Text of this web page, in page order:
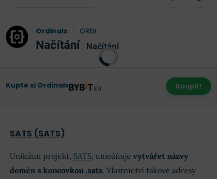
Ordinals ORDI
Načítání Načítání
Kupte si Ordinals Koupit!
SATS (SATS)
Unikátní projekt, SATS, umožňuje vytvářet názvy
domén s koncovkou .sats. Vlastnictví takové adresy